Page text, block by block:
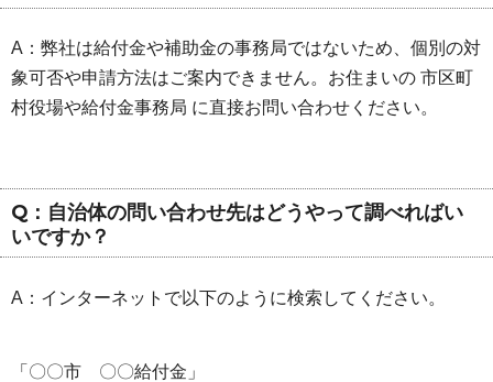
A：弊社は給付金や補助金の事務局ではないため、個別の対
象可否や申請方法はご案内できません。お住まいの 市区町
村役場や給付金事務局 に直接お問い合わせください。
Q：自治体の問い合わせ先はどうやって調べればい
いですか？
A：インターネットで以下のように検索してください。
「〇〇市 〇〇給付金」